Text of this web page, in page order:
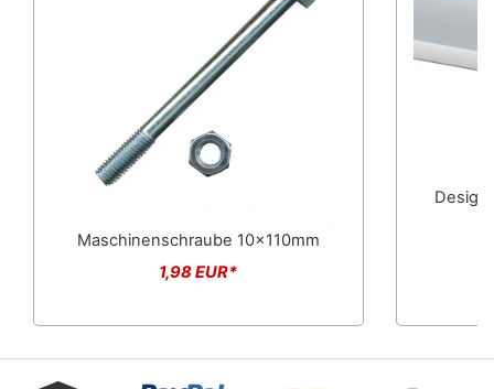
Maschinenschraube 10x110mm
1,98 EUR*